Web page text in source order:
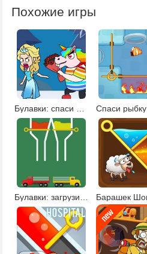
Похожие игры
Спаси рыбку